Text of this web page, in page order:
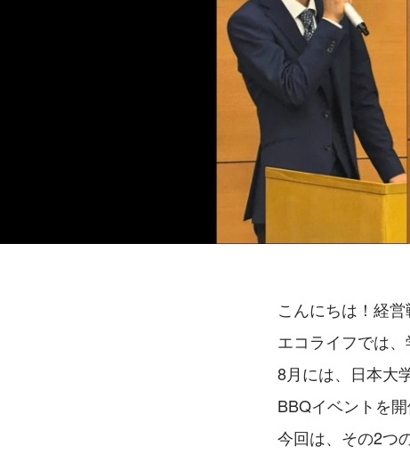
こんにちは！経
エコライフでは
8月には、日本大
BBQイベントを開
今回は、その2つ
株式会社エコライフ / 経営戦略室